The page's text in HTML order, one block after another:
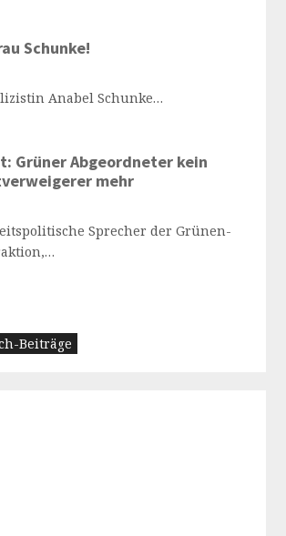
Schunke!
Anabel Schunke…
Grüner Abgeordneter kein
mehr
Sprecher der Grünen-
Beiträge